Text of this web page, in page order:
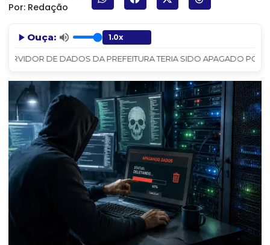
Por: Redação
Ouça:
DE DADOS DA PREFEITURA TERIA SIDO APAGADO POR